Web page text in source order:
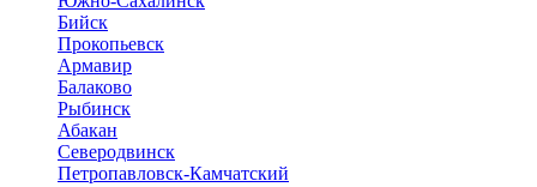
Бийск
Прокопьевск
Армавир
Балаково
Рыбинск
Абакан
Северодвинск
Петропавловск-Камчатский